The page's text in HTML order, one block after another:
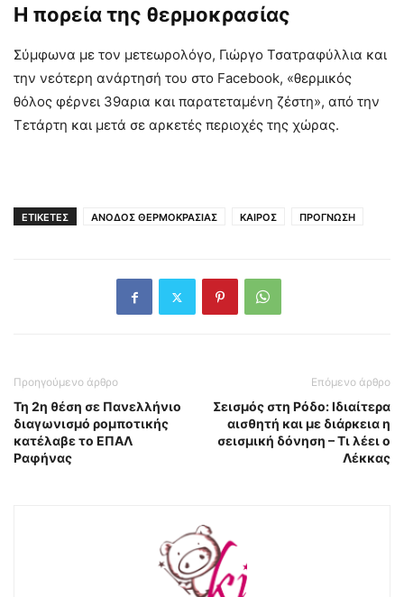
Η πορεία της θερμοκρασίας
Σύμφωνα με τον μετεωρολόγο, Γιώργο Τσατραφύλλια και
την νεότερη ανάρτησή του στο Facebook, «θερμικός
θόλος φέρνει 39αρια και παρατεταμένη ζέστη», από την
Τετάρτη και μετά σε αρκετές περιοχές της χώρας.
ΕΤΙΚΕΤΕΣ ΑΝΟΔΟΣ ΘΕΡΜΟΚΡΑΣΙΑΣ ΚΑΙΡΟΣ ΠΡΟΓΝΩΣΗ
Προηγούμενο άρθρο
Τη 2η θέση σε Πανελλήνιο
διαγωνισμό ρομποτικής
κατέλαβε το ΕΠΑΛ
Ραφήνας
Επόμενο άρθρο
Σεισμός στη Ρόδο: Ιδιαίτερα
αισθητή και με διάρκεια η
σεισμική δόνηση – Τι λέει ο
Λέκκας